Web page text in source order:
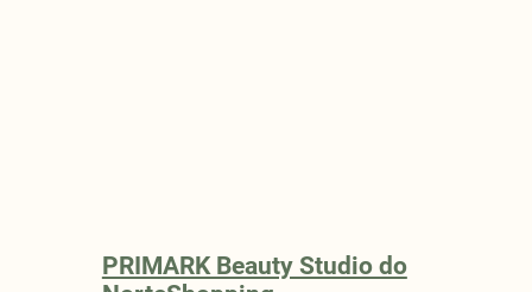
PRIMARK Beauty Studio do